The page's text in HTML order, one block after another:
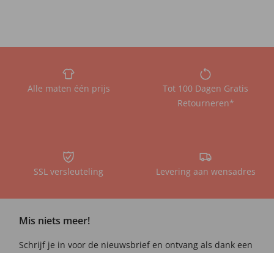
Alle maten één prijs
Tot 100 Dagen Gratis
Retourneren*
SSL versleuteling Levering aan wensadres
Mis niets meer!
Schrijf je in voor de nieuwsbrief en ontvang als dank een